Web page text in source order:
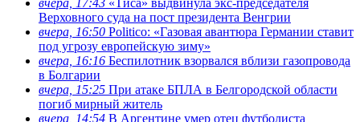
Верховного суда на пост президента Венгрии
вчера, 16:50 Politico: «Газовая авантюра Германии ставит
под угрозу европейскую зиму»
вчера, 16:16 Беспилотник взорвался вблизи газопровода
в Болгарии
вчера, 15:25 При атаке БПЛА в Белгородской области
погиб мирный житель
вчера, 14:54 В Аргентине умер отец футболиста